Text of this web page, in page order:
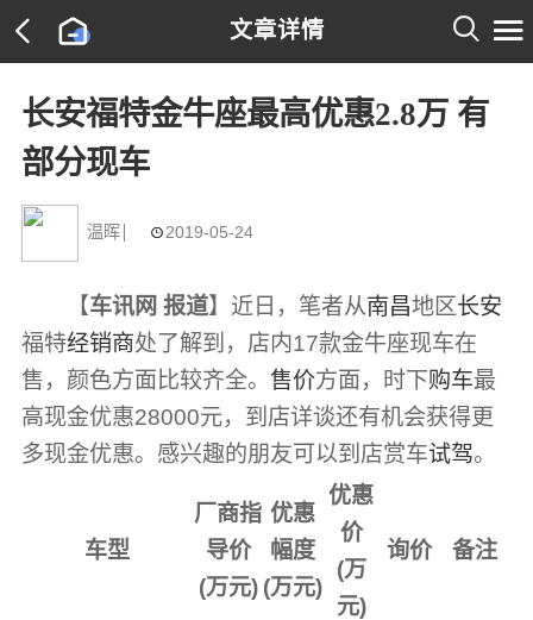
文章详情  
长安福特金牛座最高优惠2.8万 有
部分现车
温晖 2019-05-24
【车讯网 报道】近日，笔者从南昌地区长安
福特经销商处了解到，店内17款金牛座现车在
售，颜色方面比较齐全。 售价方面，时下购车最
高现金优惠28000元，到店详谈还有机会获得更
多现金优惠。感兴趣的朋友可以到店赏车试驾。
车型
厂商指
导价
(万元)
优惠
幅度
(万元)
优惠
价
(万
元)
询价 备注